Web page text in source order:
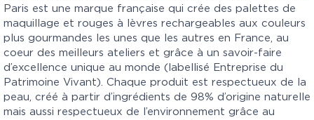
Paris est une marque française qui crée des palettes de
maquillage et rouges à lèvres rechargeables aux couleurs
plus gourmandes les unes que les autres en France, au
coeur des meilleurs ateliers et grâce à un savoir-faire
d’excellence unique au monde (labellisé Entreprise du
Patrimoine Vivant). Chaque produit est respectueux de la
peau, créé à partir d’ingrédients de 98% d’origine naturelle
mais aussi respectueux de l’environnement grâce au